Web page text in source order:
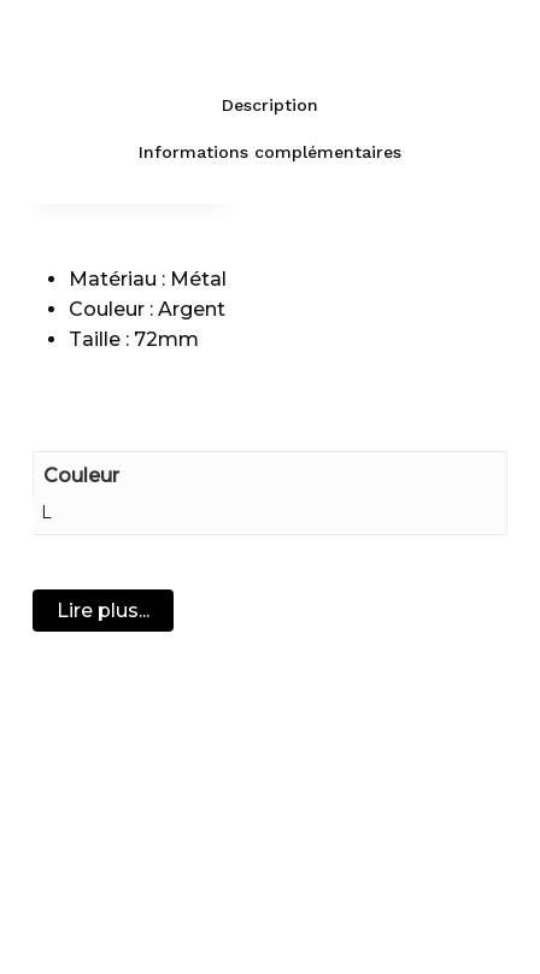
Description
Informations complémentaires
Fiche technique Description
Matériau : Métal
Couleur : Argent
Taille : 72mm
Couleur
L
Lire plus...